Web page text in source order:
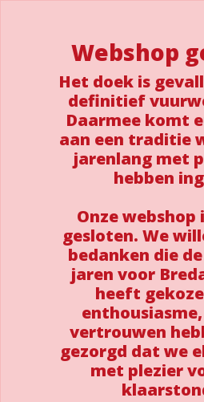
Webshop
Het doek is
definitief
Daarmee komt
aan een traditie
jarenlang met
hebben
Onze webshop
gesloten. We
bedanken die
jaren voor
heeft
vertrouwen
gezorgd dat we
met plezier